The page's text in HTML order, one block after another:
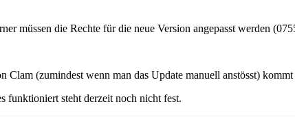
müssen die Rechte für die neue Version angepasst werden
(zumindest wenn man das Update manuell anstösst)
funktioniert steht derzeit noch nicht fest.